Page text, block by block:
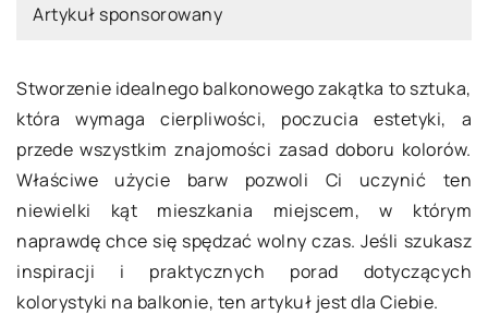
Artykuł sponsorowany
Stworzenie idealnego balkonowego zakątka to sztuka,
która wymaga cierpliwości, poczucia estetyki, a
przede wszystkim znajomości zasad doboru kolorów.
Właściwe użycie barw pozwoli Ci uczynić ten
niewielki kąt mieszkania miejscem, w którym
naprawdę chce się spędzać wolny czas. Jeśli szukasz
inspiracji i praktycznych porad dotyczących
kolorystyki na balkonie, ten artykuł jest dla Ciebie.